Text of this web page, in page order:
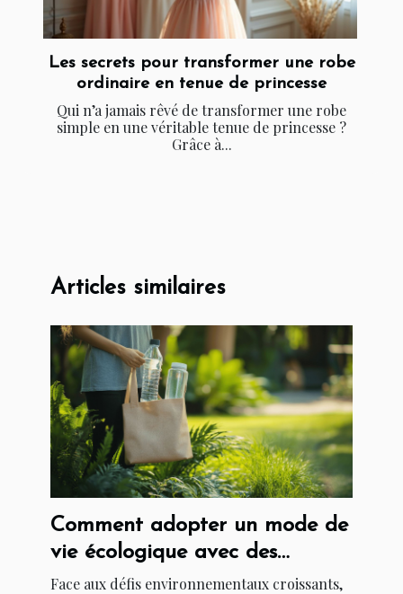
Les secrets pour transformer une robe
ordinaire en tenue de princesse
Qui n’a jamais rêvé de transformer une robe
simple en une véritable tenue de princesse ?
Grâce à...
Articles similaires
Comment adopter un mode de
vie écologique avec des
astuces simples ?
Face aux défis environnementaux croissants,